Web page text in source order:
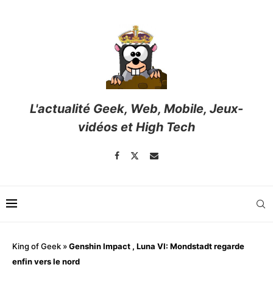
L'actualité Geek, Web, Mobile, Jeux-
vidéos et High Tech
King of Geek »Genshin Impact , Luna VI: Mondstadt regarde
enfin vers le nord